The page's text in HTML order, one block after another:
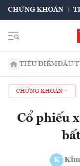
CHỨNG KHOÁN
TIÊU ĐIỂMĐẦU
CHỨNG KHOÁN
Cổ phiếu
K